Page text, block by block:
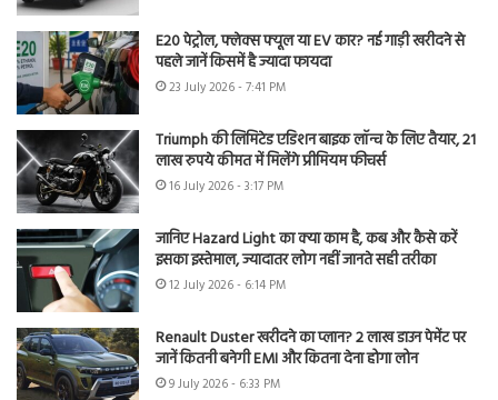
E20 पेट्रोल, फ्लेक्स फ्यूल या EV कार? नई गाड़ी खरीदने से
पहले जानें किसमें है ज्यादा फायदा
23 July 2026 - 7:41 PM
Triumph की लिमिटेड एडिशन बाइक लॉन्च के लिए तैयार, 21
लाख रुपये कीमत में मिलेंगे प्रीमियम फीचर्स
16 July 2026 - 3:17 PM
जानिए Hazard Light का क्या काम है, कब और कैसे करें
इसका इस्तेमाल, ज्यादातर लोग नहीं जानते सही तरीका
12 July 2026 - 6:14 PM
Renault Duster खरीदने का प्लान? 2 लाख डाउन पेमेंट पर
जानें कितनी बनेगी EMI और कितना देना होगा लोन
9 July 2026 - 6:33 PM